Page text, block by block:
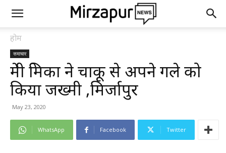
होम
समाचार
प्रेमी प्रेमिका ने चाकू से अपने गले को
किया जख्मी ,मिर्जापुर
May 23, 2020
WhatsApp Facebook Twitter